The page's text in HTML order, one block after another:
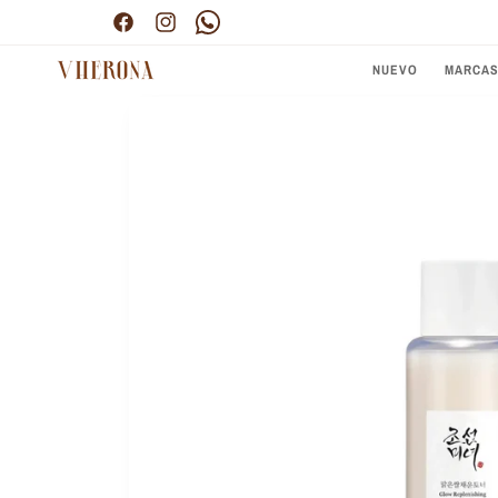
FacebookInstagramPinterest
Envío gratis por compras superiores a $300.000
NUEVO MARCAS